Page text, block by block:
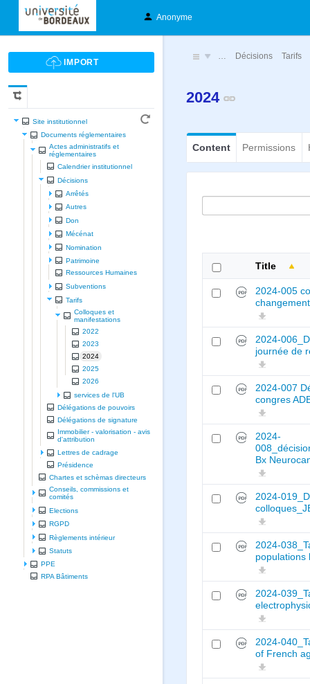
Anonyme
Site institutionnel
Documents réglementaires
Actes administratifs et
réglementaires
Calendrier institutionnel
Décisions
Arrêtés
Autres
Don
Mécénat
Nomination
Patrimoine
Ressources Humaines
Subventions
Tarifs
Colloques et
manifestations
2022
2023
2024
2025
2026
services de l'UB
Délégations de pouvoirs
Délégations de signature
Immobilier - valorisation - avis
d'attribution
Lettres de cadrage
Présidence
Chartes et schèmas directeurs
Conseils, commissions et
comités
Elections
RGPD
Règlements intérieur
Statuts
PPE
RPA Bâtiments
… Décisions Tarifs
2024
Content Permissions
Title
2024-005
2024-
journée de
2024-007
congres
2024-
Bx
2024-
2024-
populations
2024-
2024-
of French